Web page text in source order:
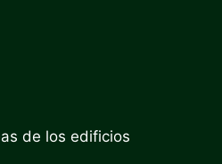
de los edificios